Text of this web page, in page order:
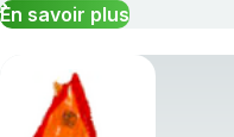
En savoir plus